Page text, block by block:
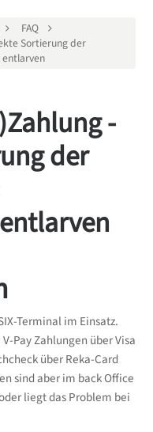
FAQ
Sortierung der
entlarven
-
der
Terminal im Einsatz.
Pay Zahlungen über Visa
über Reka-Card
sind aber im back Office
liegt das Problem bei